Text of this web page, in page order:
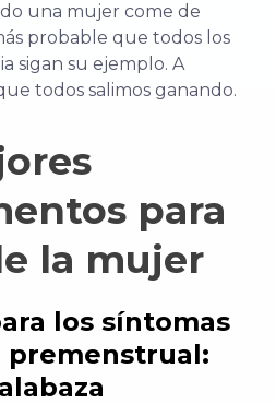
una mujer come de
probable que todos los
sigan su ejemplo. A
todos salimos ganando.
para
la mujer
los síntomas
premenstrual: